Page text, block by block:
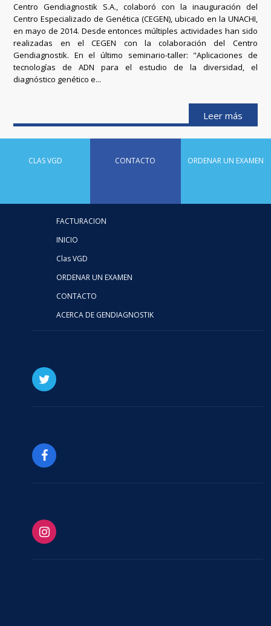
Centro Gendiagnostik S.A., colaboró con la inauguración del
Centro Especializado de Genética (CEGEN), ubicado en la UNACHI,
en mayo de 2014. Desde entonces múltiples actividades han sido
realizadas en el CEGEN con la colaboración del Centro
Gendiagnostik. En el último seminario-taller: "Aplicaciones de
tecnologías de ADN para el estudio de la diversidad, el
diagnóstico genético e...
Leer más
CLAS VGD CONTACTO ORDENAR UN EXAMEN
FACTURACION
INICIO
Clas VGD
ORDENAR UN EXAMEN
CONTACTO
ACERCA DE GENDIAGNOSTIK